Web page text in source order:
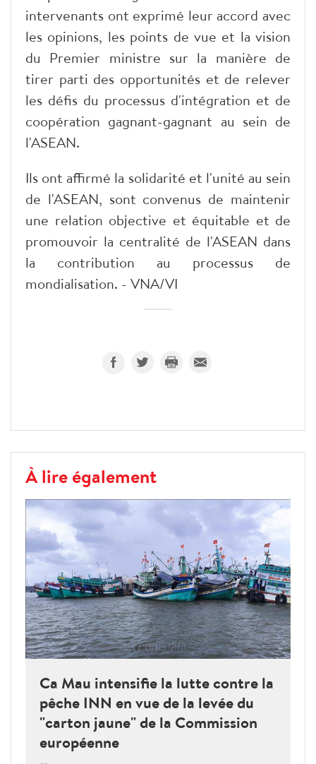
intervenants ont exprimé leur accord avec
les opinions, les points de vue et la vision
du Premier ministre sur la manière de
tirer parti des opportunités et de relever
les défis du processus d'intégration et de
coopération gagnant-gagnant au sein de
l'ASEAN.
Ils ont affirmé la solidarité et l'unité au sein
de l'ASEAN, sont convenus de maintenir
une relation objective et équitable et de
promouvoir la centralité de l'ASEAN dans
la contribution au processus de
mondialisation. - VNA/VI
À lire également
Ca Mau intensifie la lutte contre la
pêche INN en vue de la levée du
"carton jaune" de la Commission
européenne